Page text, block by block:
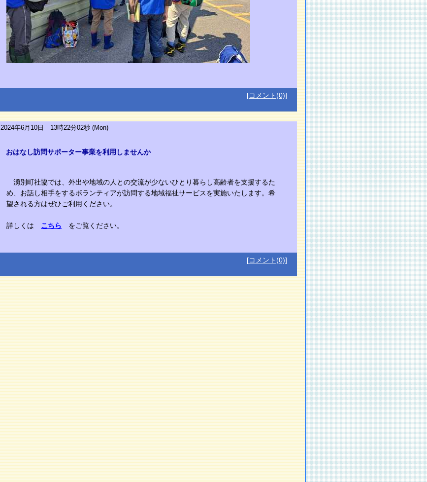
[コメント(0)]
2024年6月10日 13時22分02秒 (Mon)
おはなし訪問サポーター事業を利用しませんか
湧別町社協では、外出や地域の人との交流が少ないひとり暮らし高齢者を支援するた
め、お話し相手をするボランティアが訪問する地域福祉サービスを実施いたします。希
望される方はぜひご利用ください。
詳しくは こちら をご覧ください。
[コメント(0)]